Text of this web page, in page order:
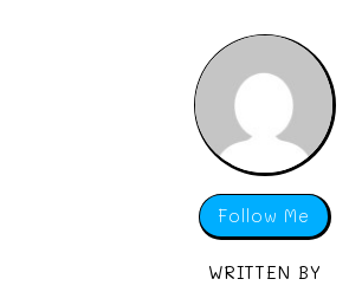
Follow Me
WRITTEN BY